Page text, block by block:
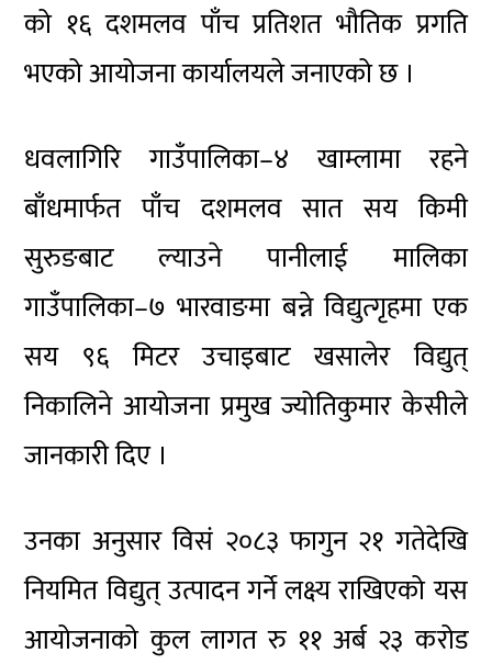
को १६ दशमलव पाँच प्रतिशत भौतिक प्रगति
भएको आयोजना कार्यालयले जनाएको छ ।
धवलागिरि गाउँपालिका–४ खाम्लामा रहने
बाँधमार्फत पाँच दशमलव सात सय किमी
सुरुङबाट ल्याउने पानीलाई मालिका
गाउँपालिका–७ भारवाङमा बन्ने विद्युत्गृहमा एक
सय ९६ मिटर उचाइबाट खसालेर विद्युत्
निकालिने आयोजना प्रमुख ज्योतिकुमार केसीले
जानकारी दिए ।
उनका अनुसार विसं २०८३ फागुन २१ गतेदेखि
नियमित विद्युत् उत्पादन गर्ने लक्ष्य राखिएको यस
आयोजनाको कुल लागत रु ११ अर्ब २३ करोड